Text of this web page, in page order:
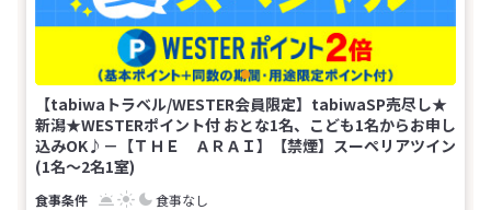
【tabiwaトラベル/WESTER会員限定】tabiwaSP売尽し★
新潟★WESTERポイント付 おとな1名、こども1名からお申し
込みOK♪－【ＴＨＥ ＡＲＡＩ】【禁煙】スーペリアツイン
(1名～2名1室)
食事なし